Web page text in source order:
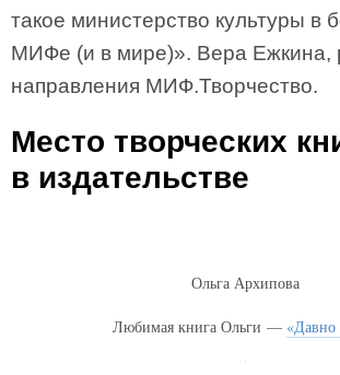
такое министерство культуры в
МИФе (и в мире)». Вера Ежкина,
направления МИФ.Творчество.
Место творческих
в издательстве
Ольга Архипова
Любимая книга Ольги — «Давно